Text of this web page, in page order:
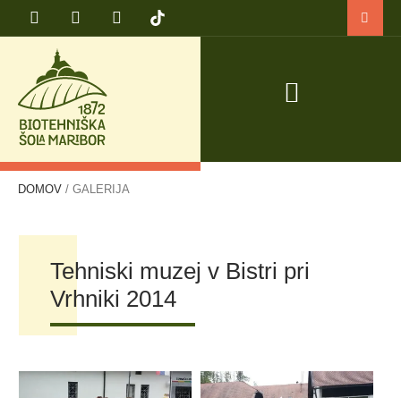
DOMOV / GALERIJA
Tehniski muzej v Bistri pri
Vrhniki 2014